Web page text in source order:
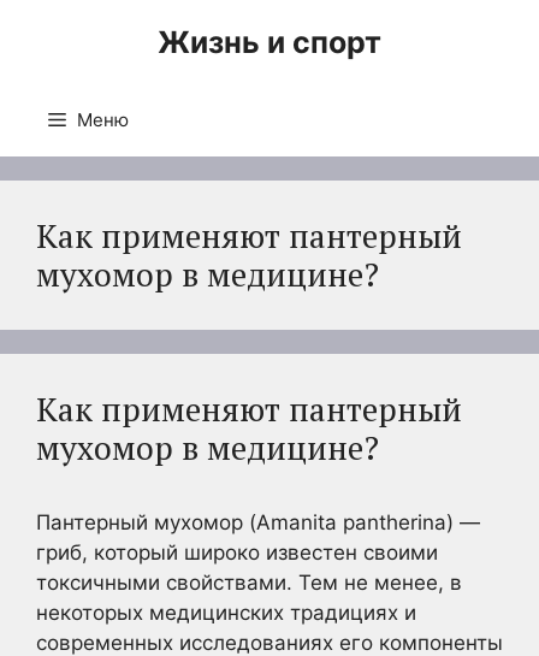
Жизнь и спорт
Меню
Как применяют пантерный
мухомор в медицине?
Как применяют пантерный
мухомор в медицине?
Пантерный мухомор (Amanita pantherina) —
гриб, который широко известен своими
токсичными свойствами. Тем не менее, в
некоторых медицинских традициях и
современных исследованиях его компоненты